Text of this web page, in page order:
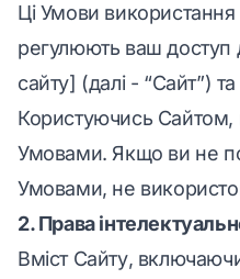
Ці Умови використання
регулюють ваш доступ
сайту] (далі - “Сайт”)
Користуючись
Умовами. Якщо ви не
Умовами, не
2. Права
Вміст Сайту,